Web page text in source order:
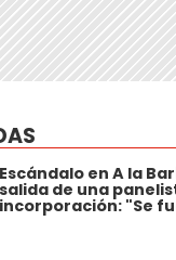
Escándalo en A la
salida de una
incorporación: "Se